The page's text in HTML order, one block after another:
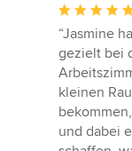
Bewertung:
5
von
5
Sternen
“Jasmine
gezielt bei
kleinen
und dabei